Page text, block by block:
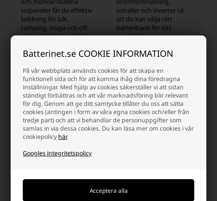
Batterinet.se COOKIE INFORMATION
På vår webbplats används cookies för att skapa en
funktionell sida och för att komma ihåg dina föredragna
inställningar. Med hjälp av cookies säkerställer vi att sidan
ständigt förbättras och att vår marknadsföring blir relevant
för dig. Genom att ge ditt samtycke tillåter du oss att sätta
cookies (antingen i form av våra egna cookies och/eller från
tredje part) och att vi behandlar de personuppgifter som
samlas in via dessa cookies. Du kan läsa mer om cookies i vår
cookiepolicy här.
Googles integritetspolicy
solpaneler får du effektiv
laddning för båt,
camping, stuga och off-
grid användning. Läs hur
dina behov.
Läs mer
solceller och inverter så
att du kan välja rätt
batteribank för ditt
energibehov.
Läs mer
Sida 1/1
Varför handla på batterinet?
Det finns många goda skäl, men här är några